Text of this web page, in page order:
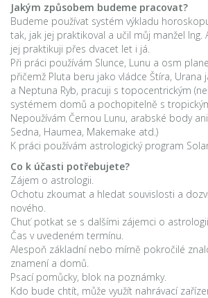
Jakým způsobem budeme pracovat?
Budeme používat systém výkladu
tak, jak jej praktikoval a učil můj manžel Ing.
jej praktikuji přes dvacet let i já.
Při práci používám Slunce, Lunu a osm
přičemž Pluta beru jako vládce Štíra, Urana
a Neptuna Ryb, pracuji s topocentrickým
systémem domů a pochopitelně s
Nepoužívám Černou Lunu, arabské body
Sedna, Haumea, Makemake atd.)
K práci používám astrologický program
Co k účasti potřebujete?
Zájem o astrologii.
Ochotu zkoumat a hledat souvislosti a
nového.
Chuť potkat se s dalšími zájemci o
Čas v uvedeném termínu.
Alespoň základní nebo mírně pokročilé
znamení a domů.
Psací pomůcky, blok na poznámky.
Kdo bude chtít, může využít nahrávací